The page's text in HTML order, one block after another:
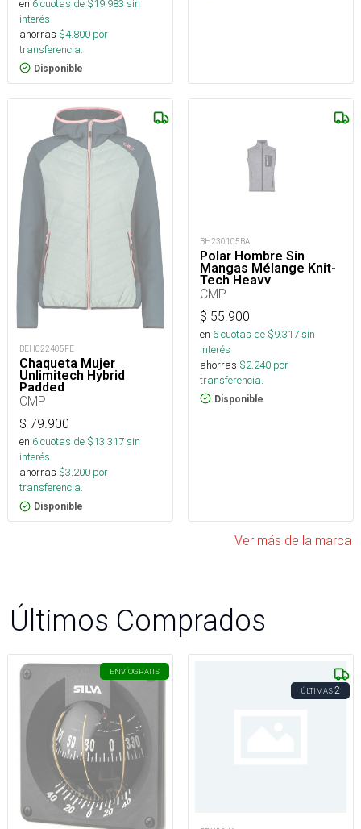
en 6cuotas de $19.983 sin
interés
ahorras $4.800 por
transferencia.
Disponible
BEH022405FE
Chaqueta Mujer
Unlimitech Hybrid
Padded
CMP
$ 79.900
en 6cuotas de $13.317sin
interés
ahorras $3.200 por
transferencia.
Disponible
BH230105BA
Polar Hombre Sin
Mangas Mélange Knit-
Tech Heavy
CMP
$ 55.900
en 6cuotas de $9.317sin
interés
ahorras $2.240 por
transferencia.
Disponible
Ver más de la marca
Últimos Comprados
ENVÍOGRATIS
ÚLTIMAS2